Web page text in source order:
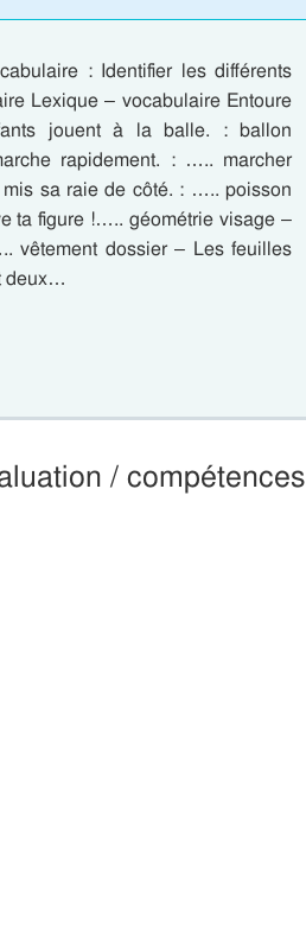
: Identifier les différents
Lexique – vocabulaire Entoure
jouent à la balle. : ballon
rapidement. : ….. marcher
sa raie de côté. : ….. poisson
ta figure !….. géométrie visage –
vêtement dossier – Les feuilles
deux…
/ compétences